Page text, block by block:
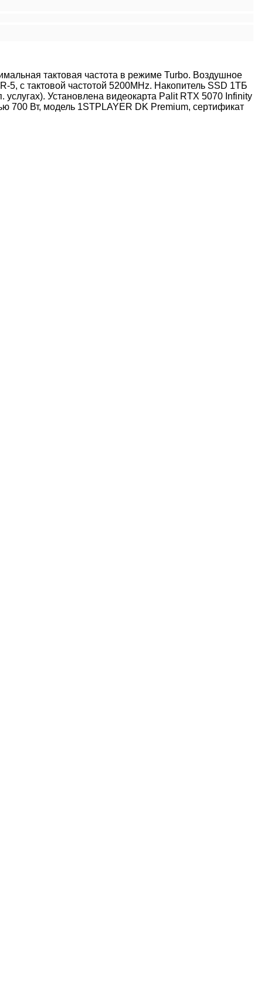
тактовая частота в режиме Turbo. Воздушное
с тактовой частотой 5200MHz. Накопитель SSD 1ТБ
Установлена видеокарта Palit RTX 5070 Infinity
700 Вт, модель 1STPLAYER DK Premium, сертификат